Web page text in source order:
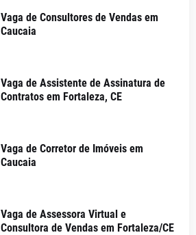
Vaga de Consultores de Vendas em
Caucaia
Vaga de Assistente de Assinatura de
Contratos em Fortaleza, CE
Vaga de Corretor de Imóveis em
Caucaia
Vaga de Assessora Virtual e
Consultora de Vendas em Fortaleza/CE